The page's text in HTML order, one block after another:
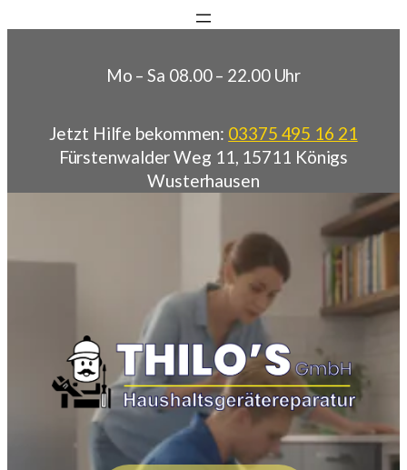
Inhalt
Mo – Sa 08.00 – 22.00 Uhr
Jetzt Hilfe bekommen: 03375 495 16 21
Fürstenwalder Weg 11, 15711 Königs
Wusterhausen